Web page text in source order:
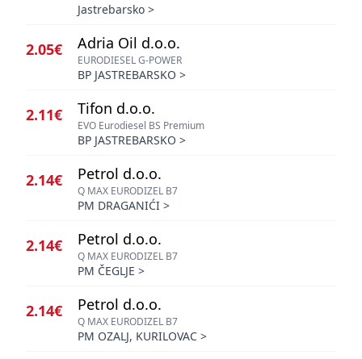
Jastrebarsko >
2.05€ Adria Oil d.o.o.
EURODIESEL G-POWER
BP JASTREBARSKO >
2.11€ Tifon d.o.o.
EVO Eurodiesel BS Premium
BP JASTREBARSKO >
2.14€ Petrol d.o.o.
Q MAX EURODIZEL B7
PM DRAGANIĆI >
2.14€ Petrol d.o.o.
Q MAX EURODIZEL B7
PM ČEGLJE >
2.14€ Petrol d.o.o.
Q MAX EURODIZEL B7
PM OZALJ, KURILOVAC >